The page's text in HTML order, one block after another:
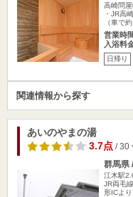
高崎問
・JR高
（車で
営業時
入浴料
日帰り
関連情報から探す
あいのやまの湯
3.7点/ 30
群馬県
江木駅
JR両毛
形ICより